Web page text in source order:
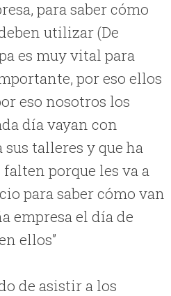
para saber cómo
utilizar (De
es muy vital para
por eso ellos
eso nosotros los
día vayan con
sus talleres y que ha
porque les va a
para saber cómo van
empresa el día de
ellos”
de asistir a los